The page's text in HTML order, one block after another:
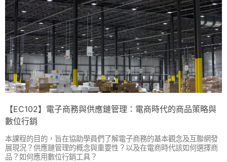
【EC102】電子商務與供應鏈管理：電商時代的商品策略與
數位行銷
本課程的目的，旨在協助學員們了解電子商務的基本觀念及互聯網發
展現況？供應鏈管理的概念與重要性？以及在電商時代該如何選擇商
品？如何應用數位行銷工具？